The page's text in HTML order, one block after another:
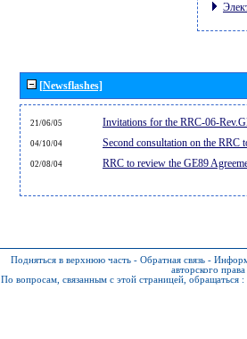
[Newsflashes]
21/06/05 Invitations for the RRC-06-
04/10/04 Second consultation on the RRC
02/08/04 RRC to review the GE89
Подняться в верхнюю часть - Обратная связь -
авторского
По вопросам, связанным с этой страницей, обращаться :